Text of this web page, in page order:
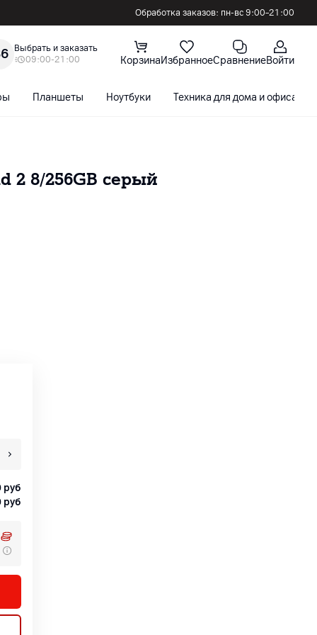
Обработка заказов: пн-вс 9:00–21:00
Выбрать и заказать
09:00-21:00
КорзинаИзбранноеСравнениеВойти
Планшеты Ноутбуки Техника для дома и офиса
2 8/256GB серый
руб
руб